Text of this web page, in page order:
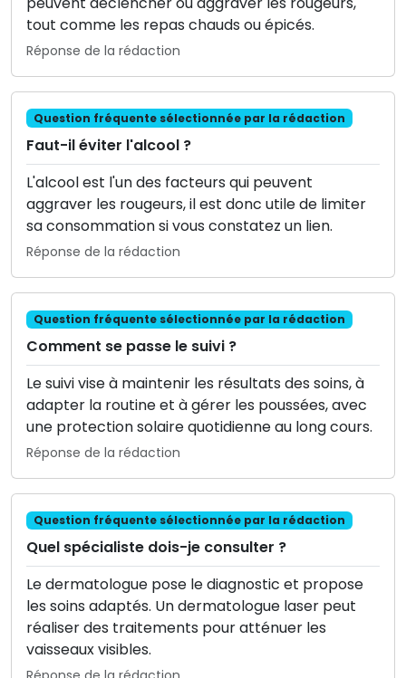
tout comme les repas chauds ou épicés.
Réponse de la rédaction
Question fréquente sélectionnée par la rédaction
Faut-il éviter l'alcool ?
L'alcool est l'un des facteurs qui peuvent
aggraver les rougeurs, il est donc utile de limiter
sa consommation si vous constatez un lien.
Réponse de la rédaction
Question fréquente sélectionnée par la rédaction
Comment se passe le suivi ?
Le suivi vise à maintenir les résultats des soins, à
adapter la routine et à gérer les poussées, avec
une protection solaire quotidienne au long cours.
Réponse de la rédaction
Question fréquente sélectionnée par la rédaction
Quel spécialiste dois-je consulter ?
Le dermatologue pose le diagnostic et propose
les soins adaptés. Un dermatologue laser peut
réaliser des traitements pour atténuer les
vaisseaux visibles.